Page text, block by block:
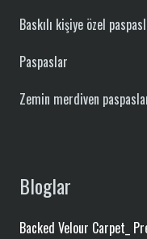
Baskılı kişiye özel
Paspaslar
Zemin merdiven
Bloglar
Backed Velour Carpet_